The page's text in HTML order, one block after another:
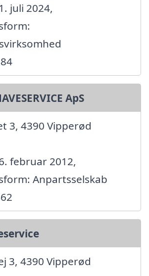
juli 2024,
ApS
3, 4390 Vipperød
februar 2012,
Anpartsselskab
3, 4390 Vipperød